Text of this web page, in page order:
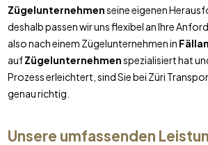
Zügelunternehmenseine eigenen
deshalb passen wir uns flexibel an Ihre
also nach einem Zügelunternehmen in
aufZügelunternehmenspezialisiert hat
Prozess erleichtert, sind Sie bei Züri
genau richtig.
Unsere umfassenden